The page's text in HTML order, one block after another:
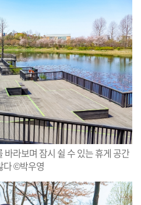
라보며 잠시 쉴 수 있는 휴게 공간
다 ©박우영